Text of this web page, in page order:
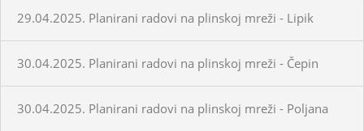
29.04.2025. Planirani radovi na plinskoj mreži - Lipik
30.04.2025. Planirani radovi na plinskoj mreži - Čepin
30.04.2025. Planirani radovi na plinskoj mreži - Poljana